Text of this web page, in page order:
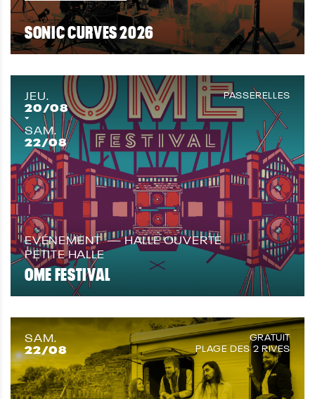
SONIC CURVES 2026
JEU.
20/08
SAM.
22/08
PASSERELLES
EVÉNEMENT
HALLE OUVERTE
PETITE HALLE
OME FESTIVAL
SAM.
22/08
GRATUIT
PLAGE DES 2 RIVES